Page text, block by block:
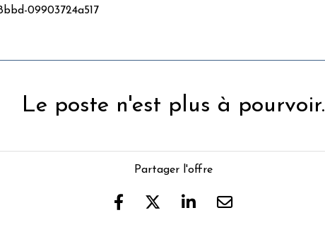
09903724a517
Le poste n'est plus à pourvoir.
Partager l'offre